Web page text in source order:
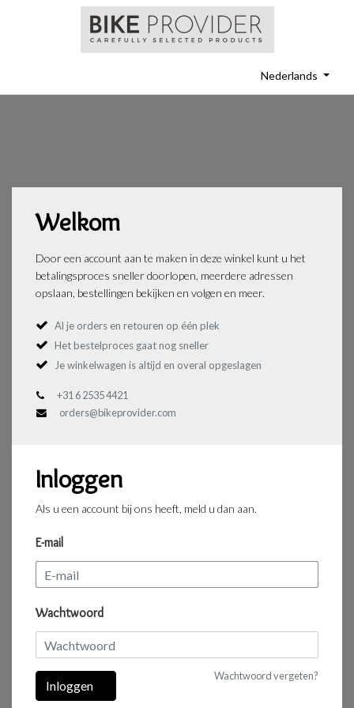
Nederlands
Welkom
Door een account aan te maken in deze winkel kunt u het
betalingsproces sneller doorlopen, meerdere adressen
opslaan, bestellingen bekijken en volgen en meer.
Al je orders en retouren op één plek
Het bestelproces gaat nog sneller
Je winkelwagen is altijd en overal opgeslagen
+31 6 2535 4421
orders@bikeprovider.com
Inloggen
Als u een account bij ons heeft, meld u dan aan.
E-mail
Wachtwoord
Wachtwoord vergeten?
Inloggen